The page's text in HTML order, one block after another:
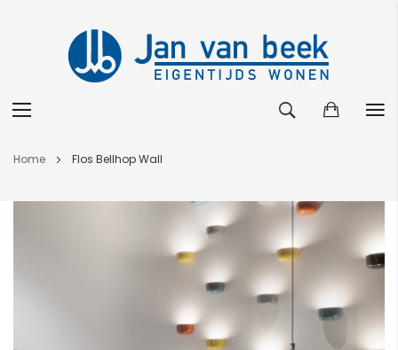
Ga
de
Home Flos Bellhop Wall